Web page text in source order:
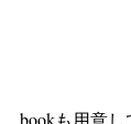
bookも用意し